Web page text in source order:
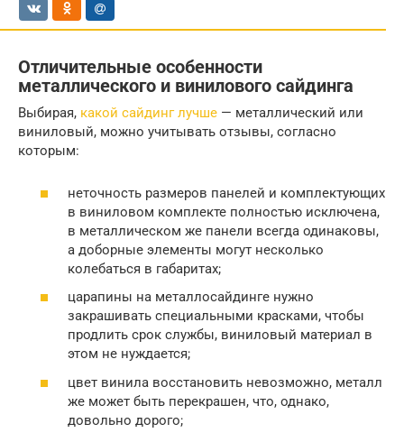
Отличительные особенности
металлического и винилового сайдинга
Выбирая, какой сайдинг лучше — металлический или
виниловый, можно учитывать отзывы, согласно
которым:
неточность размеров панелей и комплектующих
в виниловом комплекте полностью исключена,
в металлическом же панели всегда одинаковы,
а доборные элементы могут несколько
колебаться в габаритах;
царапины на металлосайдинге нужно
закрашивать специальными красками, чтобы
продлить срок службы, виниловый материал в
этом не нуждается;
цвет винила восстановить невозможно, металл
же может быть перекрашен, что, однако,
довольно дорого;